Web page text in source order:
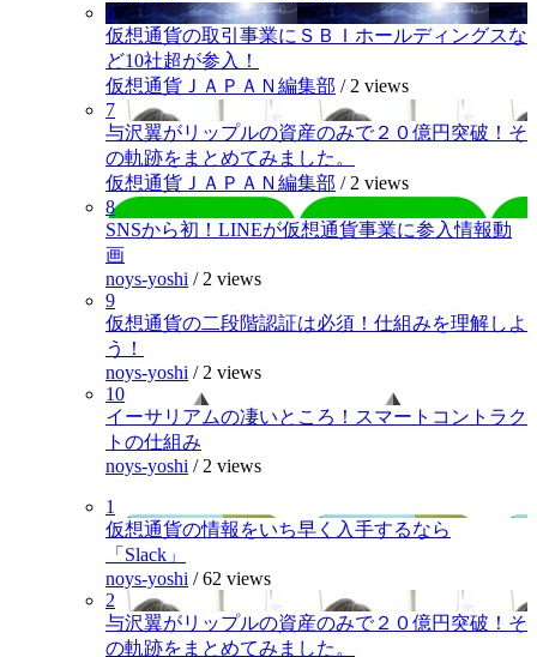
6
仮想通貨の取引事業にＳＢＩホールディングスな
ど10社超が参入！
仮想通貨ＪＡＰＡＮ編集部 / 2 views
7
与沢翼がリップルの資産のみで２０億円突破！そ
の軌跡をまとめてみました。
仮想通貨ＪＡＰＡＮ編集部 / 2 views
8
SNSから初！LINEが仮想通貨事業に参入情報動
画
noys-yoshi / 2 views
9
仮想通貨の二段階認証は必須！仕組みを理解しよ
う！
noys-yoshi / 2 views
10
イーサリアムの凄いところ！スマートコントラク
トの仕組み
noys-yoshi / 2 views
1
仮想通貨の情報をいち早く入手するなら
「Slack」
noys-yoshi /62 views
2
与沢翼がリップルの資産のみで２０億円突破！そ
の軌跡をまとめてみました。